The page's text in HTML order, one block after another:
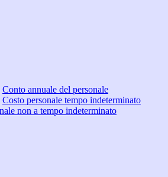
Conto annuale del personale
Costo personale tempo indeterminato
non a tempo indeterminato